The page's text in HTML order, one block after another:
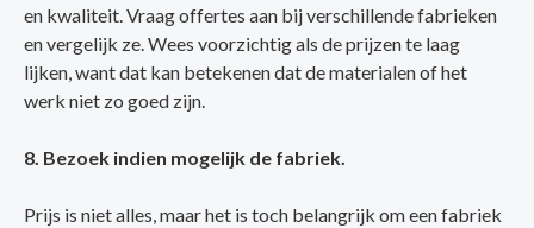
en kwaliteit. Vraag offertes aan bij verschillende fabrieken
en vergelijk ze. Wees voorzichtig als de prijzen te laag
lijken, want dat kan betekenen dat de materialen of het
werk niet zo goed zijn.
8. Bezoek indien mogelijk de fabriek.
Prijs is niet alles, maar het is toch belangrijk om een fabriek